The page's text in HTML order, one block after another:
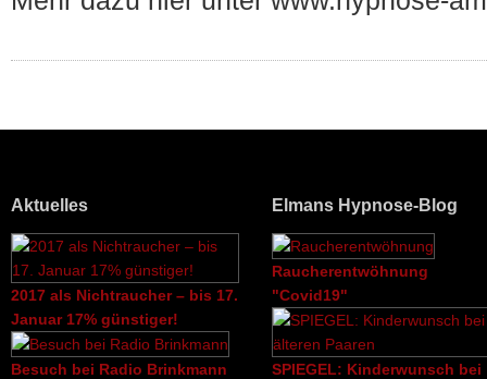
Aktuelles
2017 als Nichtraucher – bis 17.
Januar 17% günstiger!
Besuch bei Radio Brinkmann
Elmans Hypnose-Blog
Raucherentwöhnung
"Covid19"
SPIEGEL: Kinderwunsch bei